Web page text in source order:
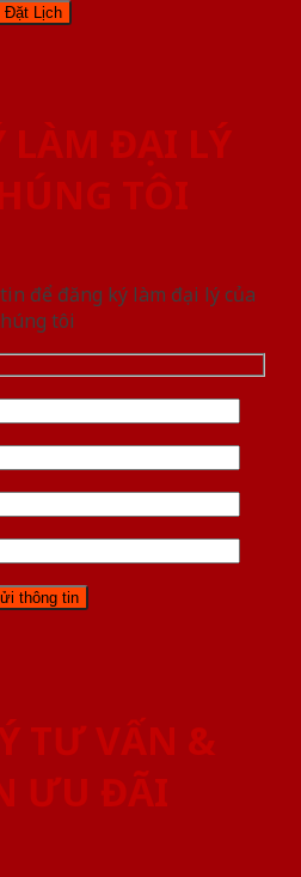
LÀM ĐẠI LÝ
TÔI
để đăng ký làm đại lý của
tôi
TƯ VẤN &
ƯU ĐÃI